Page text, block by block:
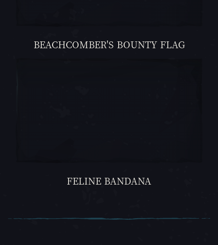
BEACHCOMBER'S BOUNTY FLAG
FELINE BANDANA